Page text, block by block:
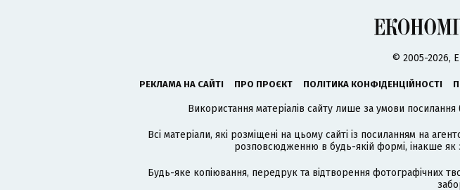
© 2005-2026,
РЕКЛАМА НА САЙТІ ПРО ПРОЄКТ ПОЛІТИКА КОНФІДЕНЦІЙНОСТІ
Використання матеріалів сайту лише за умови
Всі матеріали, які розміщені на цьому сайті із посиланням на
розповсюдженню в будь-якій формі, інакше як
Будь-яке копіювання, передрук та відтворення фотографічних